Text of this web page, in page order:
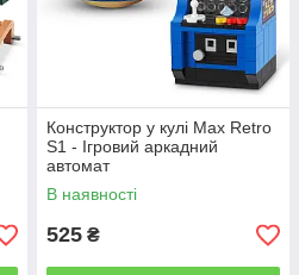
Конструктор у кулі Max Retro
S1 - Ігровий аркадний
автомат
В наявності
525 ₴